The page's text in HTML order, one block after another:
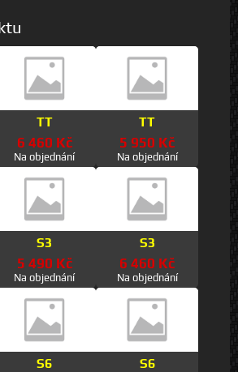
TT
6 460 Kč
Na objednání
TT
5 950 Kč
Na objednání
S3
5 490 Kč
Na objednání
S3
6 460 Kč
Na objednání
S6 S6